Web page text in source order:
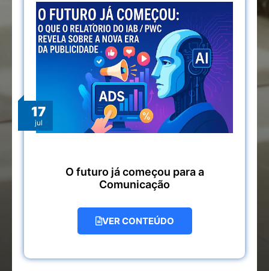
17
jul
O futuro já começou para a
Comunicação
VER CONTEÚDO